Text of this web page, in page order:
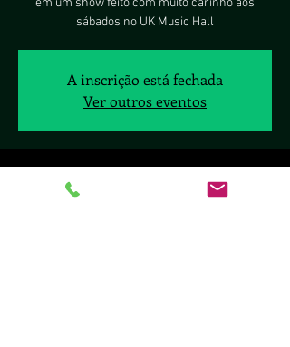
em um show feito com muito carinho aos
sábados no UK Music Hall
A inscrição está fechada
Ver outros eventos
Horário e local